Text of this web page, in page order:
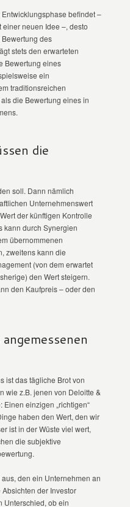
befindet –
neuen Idee –, desto
des
stets den erwarteten
Bewertung eines
ein
traditionsreichen
die Bewertung eines in
die
soll. Dann nämlich
Unternehmenswert
der künftigen Kontrolle
kann durch Synergien
übernommenen
zweitens kann die
(von dem erwartet
den Wert steigern.
den Kaufpreis – oder den
ist das tägliche Brot von
wie z.B. jenen von Deloitte &
Einen einzigen „richtigen“
haben den Wert, den wir
ist in der Wüste viel wert,
die subjektive
den ein Unternehmen an
der Investor
Unterschied, ob ein